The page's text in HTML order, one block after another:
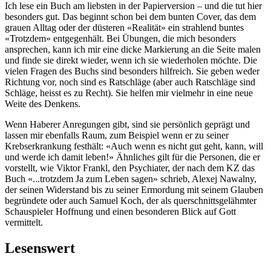
Ich lese ein Buch am liebsten in der Papierversion – und die tut hier
besonders gut. Das beginnt schon bei dem bunten Cover, das dem
grauen Alltag oder der düsteren «Realität» ein strahlend buntes
«Trotzdem» entgegenhält. Bei Übungen, die mich besonders
ansprechen, kann ich mir eine dicke Markierung an die Seite malen
und finde sie direkt wieder, wenn ich sie wiederholen möchte. Die
vielen Fragen des Buchs sind besonders hilfreich. Sie geben weder
Richtung vor, noch sind es Ratschläge (aber auch Ratschläge sind
Schläge, heisst es zu Recht). Sie helfen mir vielmehr in eine neue
Weite des Denkens.
Wenn Haberer Anregungen gibt, sind sie persönlich geprägt und
lassen mir ebenfalls Raum, zum Beispiel wenn er zu seiner
Krebserkrankung festhält: «Auch wenn es nicht gut geht, kann, will
und werde ich damit leben!» Ähnliches gilt für die Personen, die er
vorstellt, wie Viktor Frankl, den Psychiater, der nach dem KZ das
Buch «...trotzdem Ja zum Leben sagen» schrieb, Alexej Nawalny,
der seinen Widerstand bis zu seiner Ermordung mit seinem Glauben
begründete oder auch Samuel Koch, der als querschnittsgelähmter
Schauspieler Hoffnung und einen besonderen Blick auf Gott
vermittelt.
Lesenswert